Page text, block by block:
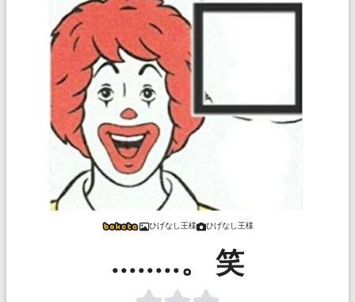
ひげなし王様 ひげなし王様
........。 笑